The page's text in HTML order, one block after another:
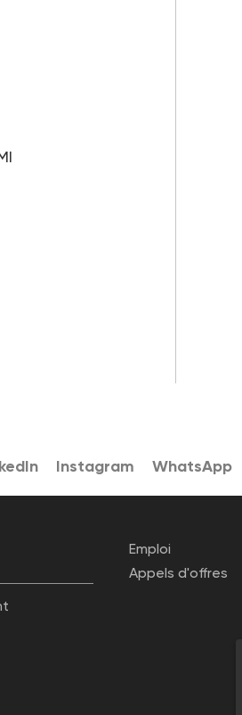
Instagram WhatsApp
Emploi
Appels d'offres